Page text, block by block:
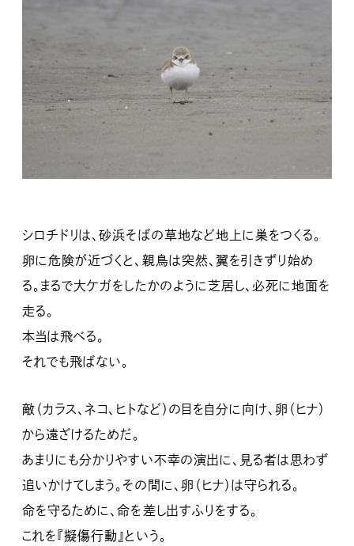
シロチドリは、砂浜そばの草地など地上に巣をつくる。
卵に危険が近づくと、親鳥は突然、翼を引きずり始め
る。まるで大ケガをしたかのように芝居し、必死に地面を
走る。
本当は飛べる。
それでも飛ばない。
敵（カラス、ネコ、ヒトなど）の目を自分に向け、卵（ヒナ）
から遠ざけるためだ。
あまりにも分かりやすい不幸の演出に、見る者は思わず
追いかけてしまう。その間に、卵（ヒナ）は守られる。
命を守るために、命を差し出すふりをする。
これを『擬傷行動』という。